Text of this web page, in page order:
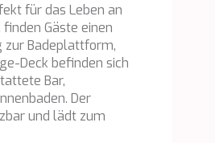
für das Leben an
Gäste einen
zur Badeplattform,
Deck befinden sich
Bar,
Der
und lädt zum